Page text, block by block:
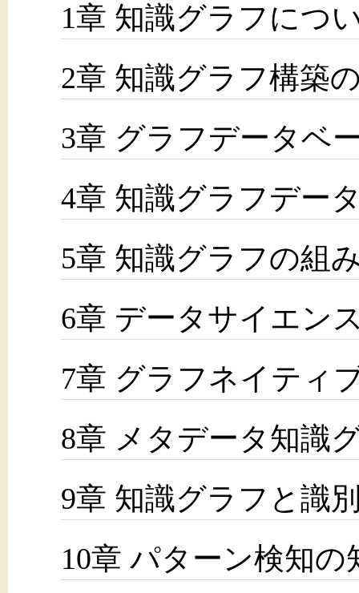
1章 知識グラフにつ
2章 知識グラフ構築
3章 グラフデータベ
4章 知識グラフデー
5章 知識グラフの組
6章 データサイエン
7章 グラフネイティ
8章 メタデータ知識
9章 知識グラフと識
10章 パターン検知の